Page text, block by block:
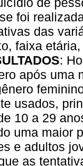
foi
das
faixa
:
após uma
usados,
10 a 29
uma maior
e adultos
as